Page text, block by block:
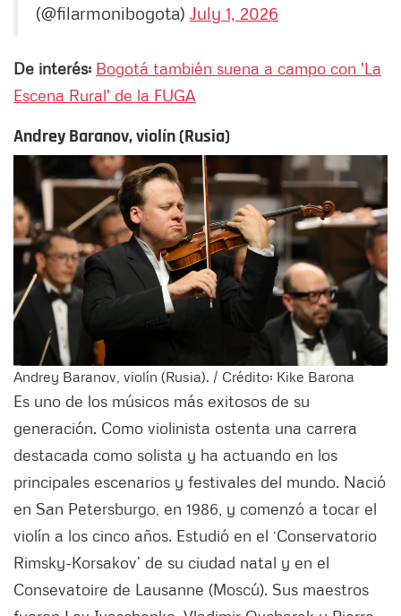
(@filarmonibogota) July 1, 2026
De interés: Bogotá también suena a campo con 'La
Escena Rural' de la FUGA
Andrey Baranov, violín (Rusia)
Andrey Baranov, violín (Rusia). / Crédito: Kike Barona
Es uno de los músicos más exitosos de su
generación. Como violinista ostenta una carrera
destacada como solista y ha actuando en los
principales escenarios y festivales del mundo. Nació
en San Petersburgo, en 1986, y comenzó a tocar el
violín a los cinco años. Estudió en el ‘Conservatorio
Rimsky-Korsakov’ de su ciudad natal y en el
Consevatoire de Lausanne (Moscú). Sus maestros